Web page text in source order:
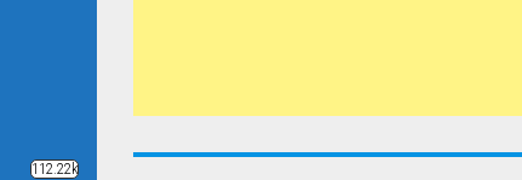
112.22k